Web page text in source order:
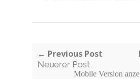
← Previous Post
Neuerer Post
Mobile Version